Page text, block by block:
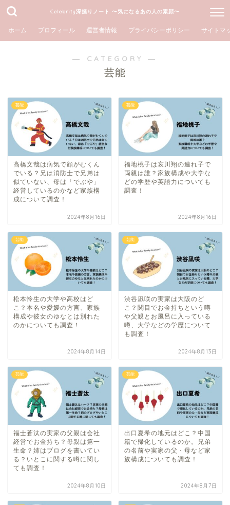
Celebrity深掘りノート 〜気になるあの人の素顔〜
ホーム プロフィール 運営者情報 プライバシーポリシー サイトマ
― CATEGORY ―
芸能
芸能
高橋文哉は病気で顔がむくん
でいる？兄は消防士で兄弟は
似ていない、母は「でぶや」
経営しているのかなど家族構
成について調査！
2024年8月16日
芸能
福地桃子は哀川翔の連れ子で
両親は誰？家族構成や大学な
どの学歴や英語力についても
調査！
2024年8月16日
芸能
松本怜生の大学や高校はど
こ？本名や愛媛の方言、家族
構成や彼女のゆなとは別れた
のかについても調査！
2024年8月14日
芸能
渋谷凪咲の実家は大阪のど
こ？関目でお金持ちという噂
や父親とお風呂に入っている
噂、大学などの学歴について
も調査！
2024年8月13日
芸能
福士蒼汰の実家の父親は会社
経営でお金持ち？母親は第一
生命？姉はブログを書いてい
る？いとこに関する噂に関し
ても調査！
2024年8月10日
芸能
出口夏希の地元はどこ？中国
籍で帰化しているのか。兄弟
の名前や実家の父・母など家
族構成についても調査！
2024年8月7日